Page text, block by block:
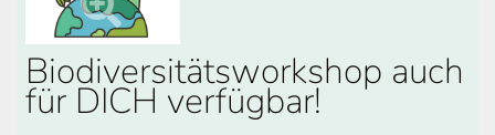
Biodiversitätsworkshop auch
für DICH verfügbar!